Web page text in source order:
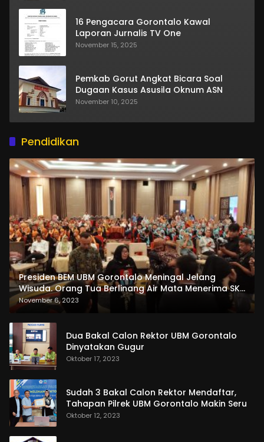
16 Pengacara Gorontalo Kawal
Laporan Jurnalis TV One
November 15, 2025
Pemkab Gorut Angkat Bicara Soal
Dugaan Kasus Asusila Oknum ASN
November 10, 2025
Pendidikan
Presiden BEM UBM Gorontalo Meningal Jelang
Wisuda. Orang Tua Berlinang Air Mata Menerima SKL
dan Pemasangan Salempang
November 6, 2023
Dua Bakal Calon Rektor UBM Gorontalo
Dinyatakan Gugur
Oktober 17, 2023
Sudah 3 Bakal Calon Rektor Mendaftar,
Tahapan Pilrek UBM Gorontalo Makin Seru
Oktober 12, 2023